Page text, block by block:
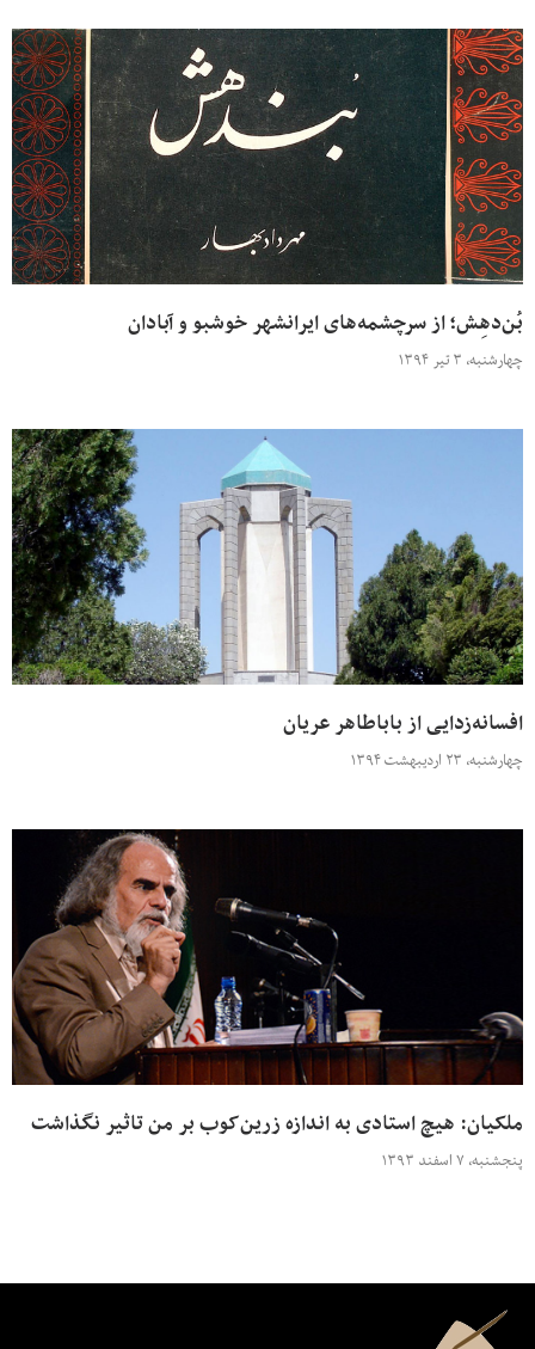
بُن‌دهِش؛ از سرچشمه‌های ایرانشهر خوشبو و آبادان
چهارشنبه، ۳ تیر ۱۳۹۴
افسانه‌زدایی از باباطاهر عریان
چهارشنبه، ۲۳ اردیبهشت ۱۳۹۴
ملکیان: هیچ استادی به اندازه زرین‌کوب بر من تاثیر نگذاشت
پنجشنبه، ۷ اسفند ۱۳۹۳